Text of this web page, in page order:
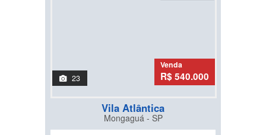
23
Venda
R$ 540.000
Vila Atlântica
Mongaguá - SP